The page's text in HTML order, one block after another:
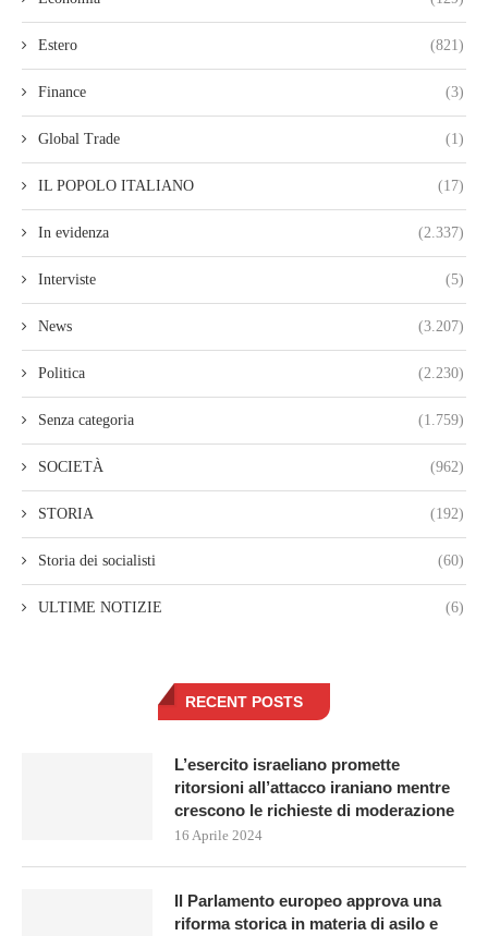
Estero (821)
Finance (3)
Global Trade (1)
IL POPOLO ITALIANO (17)
In evidenza (2.337)
Interviste (5)
News (3.207)
Politica (2.230)
Senza categoria (1.759)
SOCIETÀ (962)
STORIA (192)
Storia dei socialisti (60)
ULTIME NOTIZIE (6)
RECENT POSTS
L’esercito israeliano promette
ritorsioni all’attacco iraniano mentre
crescono le richieste di moderazione
16 Aprile 2024
Il Parlamento europeo approva una
riforma storica in materia di asilo e